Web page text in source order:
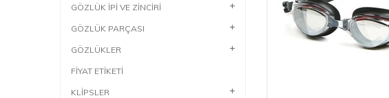
GÖZLÜK İPİ VE ZİNCİRİ
GÖZLÜK PARÇASI
GÖZLÜKLER
FİYAT ETİKETİ
KLİPSLER